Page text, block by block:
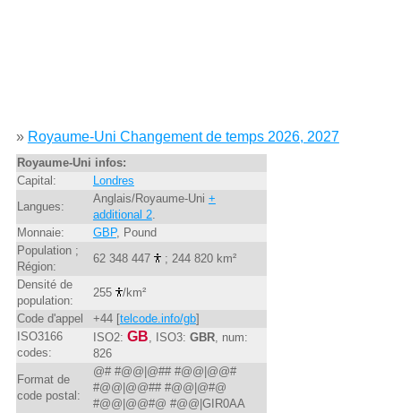
» Royaume-Uni Changement de temps 2026, 2027
Royaume-Uni infos:
Capital:
Londres
Langues:
Anglais/Royaume-Uni +
additional 2.
Monnaie:
GBP, Pound
Population ;
Région:
62 348 447
; 244 820 km²
Densité de
population:
255
/km²
Code d'appel
+44 [telcode.info/gb]
ISO3166
codes:
ISO2: GB , ISO3: GBR, num:
826
Format de
code postal:
@# #@@|@## #@@|@@#
#@@|@@## #@@|@#@
#@@|@@#@ #@@|GIR0AA